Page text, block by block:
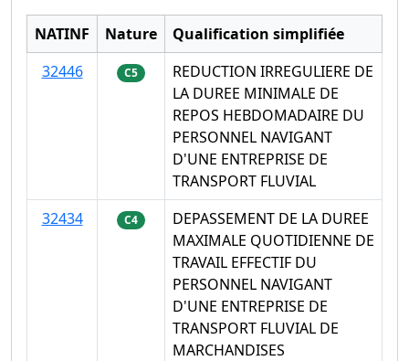
NATINF Nature
Qualification simplifiée
32446
C5
REDUCTION IRREGULIERE DE
LA DUREE MINIMALE DE
REPOS HEBDOMADAIRE DU
PERSONNEL NAVIGANT
D'UNE ENTREPRISE DE
TRANSPORT FLUVIAL
32434
C4
DEPASSEMENT DE LA DUREE
MAXIMALE QUOTIDIENNE DE
TRAVAIL EFFECTIF DU
PERSONNEL NAVIGANT
D'UNE ENTREPRISE DE
TRANSPORT FLUVIAL DE
MARCHANDISES